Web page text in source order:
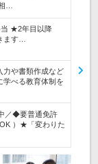
…
当 ★2年目以降
ます…
力や書類作成など
べる教育体制を
／◆要普通免許
）★「変わりた